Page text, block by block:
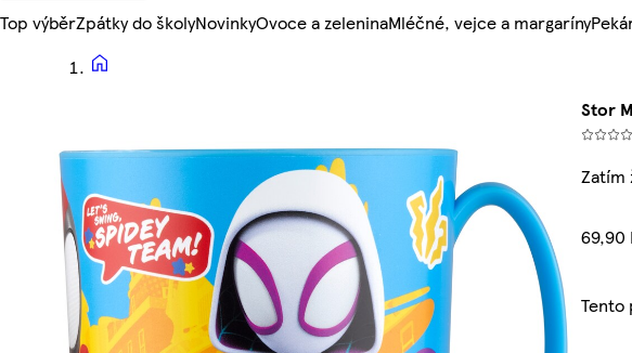
Top výběrZpátky do školyNovinkyOvoce a zeleninaMléčné, vejce a margaríny
Stor
Zatím
69,90
Tento